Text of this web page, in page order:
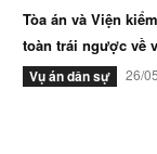
Tòa án và Viện
toàn trái ngược về
Vụ án dân sự 26/